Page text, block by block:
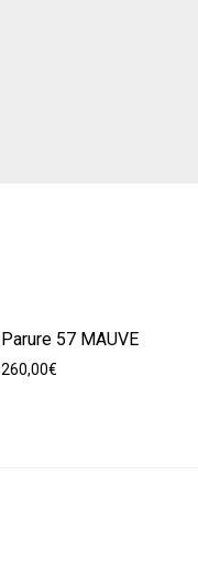
Parure 57 MAUVE
260,00€